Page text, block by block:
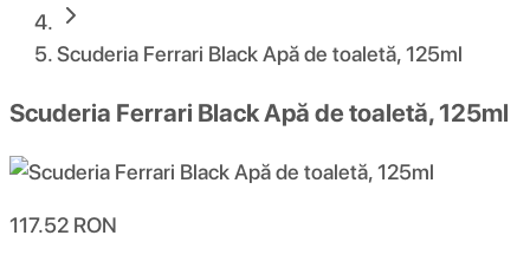
Scuderia Ferrari Black Apă de toaletă, 125ml
Scuderia Ferrari Black Apă de toaletă, 125ml
117.52 RON